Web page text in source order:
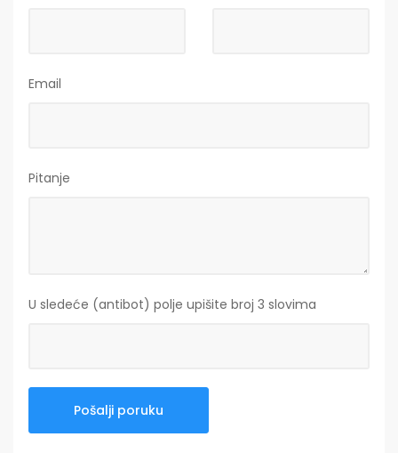
Email
Pitanje
U sledeće (antibot) polje upišite broj 3 slovima